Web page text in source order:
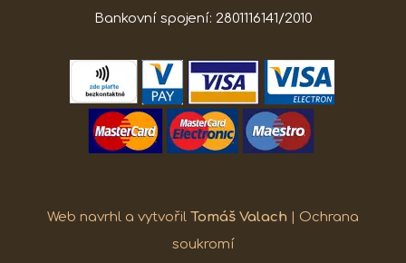
Bankovní spojení: 2801116141/2010
Web navrhl a vytvořil Tomáš Valach
Ochrana
soukromí